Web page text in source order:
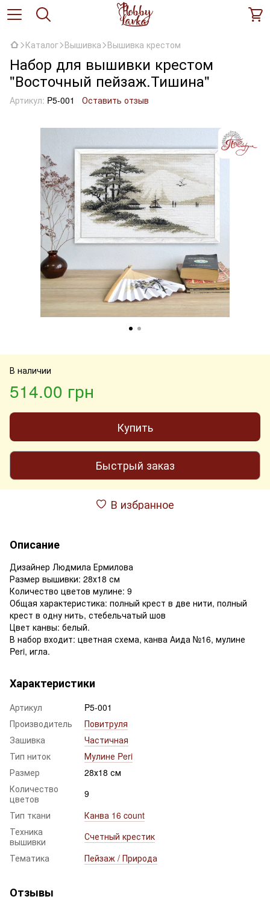
Каталог Вышивка Вышивка крестом
Набор для вышивки крестом
"Восточный пейзаж.Тишина"
Артикул: P5-001 Оставить отзыв
В наличии
514.00 грн
Купить
Быстрый заказ
В избранное
Описание
Дизайнер Людмила Ермилова
Размер вышивки: 28х18 см
Количество цветов мулине: 9
Общая характеристика: полный крест в две нити, полный
крест в одну нить, стебельчатый шов
Цвет канвы: белый.
В набор входит: цветная схема, канва Аида №16, мулине
Peri, игла.
Характеристики
Артикул
P5-001
Производитель
Повитруля
Зашивка
Частичная
Тип ниток
Мулине Peri
Размер
28х18 см
Количество
цветов
9
Тип ткани
Канва 16 count
Техника
вышивки
Счетный крестик
Тематика
Пейзаж / Природа
Отзывы